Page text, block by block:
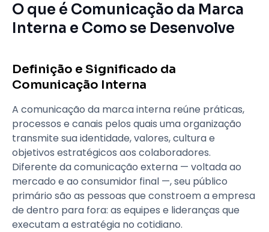
O que é Comunicação da Marca
Interna e Como se Desenvolve
Definição e Significado da
Comunicação Interna
A comunicação da marca interna reúne práticas,
processos e canais pelos quais uma organização
transmite sua identidade, valores, cultura e
objetivos estratégicos aos colaboradores.
Diferente da comunicação externa — voltada ao
mercado e ao consumidor final —, seu público
primário são as pessoas que constroem a empresa
de dentro para fora: as equipes e lideranças que
executam a estratégia no cotidiano.